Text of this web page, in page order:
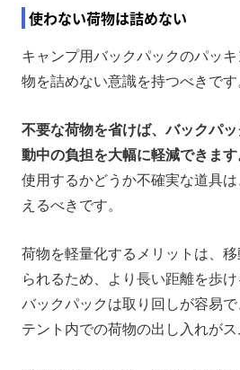
使わない荷物は詰めない
キャンプ用バックパックのパッ
物を詰めない意識を持つべきです
不要な荷物を省けば、バックパ
動中の負担を大幅に軽減できます
使用するかどうか不確実な道具
えるべきです。
荷物を軽量化するメリットは、
られるため、より長い距離を歩
バックパックは取り回しが容易
テント内での荷物の出し入れがス